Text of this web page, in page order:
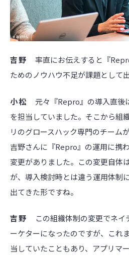
吉野 率直にお伝えすると『
ためのノウハウ不足が課題として
小松 元々『Repro』の導入直後
を担当していました。そこから組
リのグロースハック専門のチーム
吉野さんに『Repro』の運用に携
変更がありました。この変更自体
が、導入検討時とは違う運用体制
出てきた形ですね。
吉野
この組織体制の変更でネ
ーケターになったのですが、これ
当していたこともあり、アプリマ